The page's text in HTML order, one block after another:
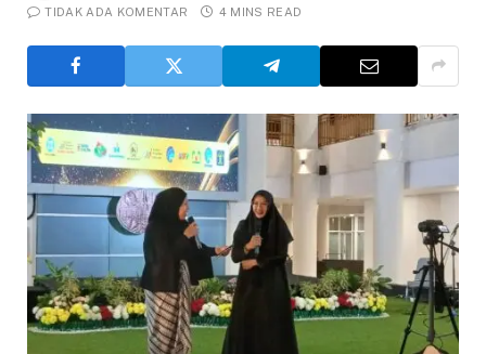
TIDAK ADA KOMENTAR 4 MINS READ